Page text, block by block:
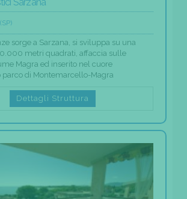
sorge a Sarzana, si sviluppa su una
metri quadrati, affaccia sulle
Magra ed inserito nel cuore
parco di Montemarcello-Magra
Dettagli Struttura